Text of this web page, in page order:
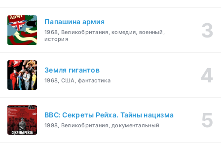
Папашина армия
1968, Великобритания, комедия, военный,
история
Земля гигантов
1968, США, фантастика
BBC: Секреты Рейха. Тайны нацизма
1998, Великобритания, документальный